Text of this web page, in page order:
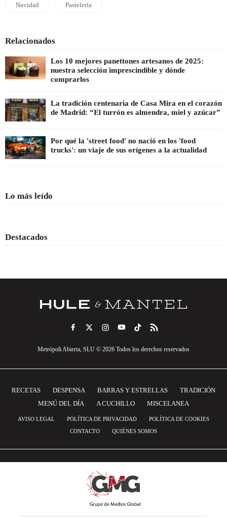
Navidad Pastelería
Relacionados
Los 10 mejores panettones artesanos de 2025:
nuestra selección imprescindible y dónde
comprarlos
La tradición centenaria de Casa Mira en el corazón
de Madrid: “El turrón es almendra, miel y azúcar”
Por qué la 'street food' no nació en los 'food
trucks': un viaje de sus orígenes a la actualidad
Lo más leído
Destacados
Metrópoli Abierta, SLU © 2026 Todos los derechos reservados
RECETAS DESPENSA BARRAS Y ESTRELLAS
TRADICIÓN
MENÚ DEL DÍA
A CUCHILLO MISCELANEA
AVISO LEGAL POLÍTICA DE PRIVACIDAD
POLÍTICA DE COOKIES
CONTACTO
QUIÉNES SOMOS